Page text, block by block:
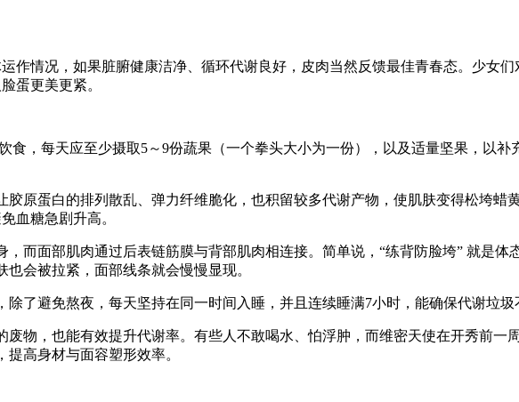
作情况，如果脏腑健康洁净、循环代谢良好，皮肉当然反馈最佳青春态。少女
蛋更美更紧。
食，每天应至少摄取5～9份蔬果（一个拳头大小为一份），以及适量坚果，以
胶原蛋白的排列散乱、弹力纤维脆化，也积留较多代谢产物，使肌肤变得松垮蜡
血糖急剧升高。
，而面部肌肉通过后表链筋膜与背部肌肉相连接。简单说，“练背防脸垮” 就是
会被拉紧，面部线条就会慢慢显现。
除了避免熬夜，每天坚持在同一时间入睡，并且连续睡满7小时，能确保代谢垃圾
废物，也能有效提升代谢率。有些人不敢喝水、怕浮肿，而维密天使在开秀前
高身材与面容塑形效率。